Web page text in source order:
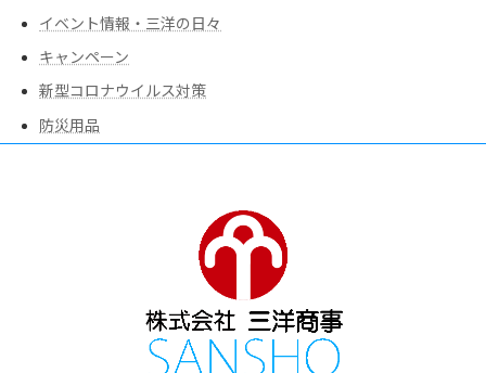
イベント情報・三洋の日々
キャンペーン
新型コロナウイルス対策
防災用品